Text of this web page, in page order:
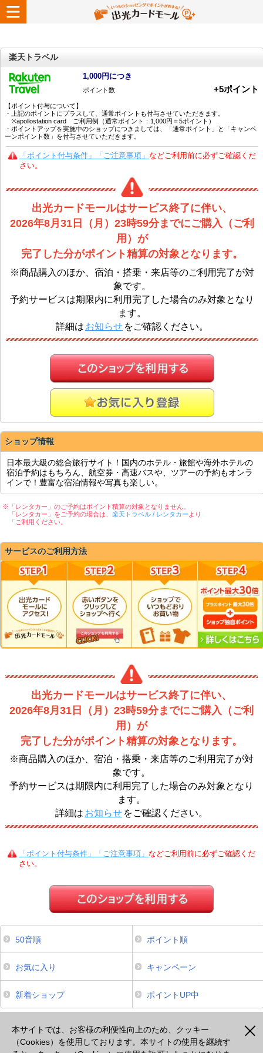
本サイトでは、お客様の利便性向上のため、クッキー
（Cookies）を使用しております。本サイトの使用を継続す
楽天トラベル
1,000円につき
ポイント数 +5ポイント
【ポイント付与について】
・上記のポイントにプラスして、通常ポイントも付与させていただきます。
※apollostation card ご利用例（通常ポイント：1,000円＝5ポイント）
・ポイントアップを実施中のショップにつきましては、「通常ポイント」と「キャンペ
ーンポイント数」を付与させていただきます。
「ポイント付与条件」「ご注意事項」 などご利用前に必ずご確認くだ
さい。
出光カードモールはサービス終了に伴い、
2026年8月31日（月）23時59分までにご購入（ご利
用）が
完了した分がポイント精算の対象となります。
※商品購入のほか、宿泊・搭乗・来店等のご利用完了が対
象です。
予約サービスは期限内に利用完了した場合のみ対象となり
ます。
詳細は お知らせ をご確認ください。
ショップ情報
日本最大級の総合旅行サイト！国内のホテル・旅館や海外ホテルの
宿泊予約はもちろん、航空券・高速バスや、ツアーの予約もオンラ
インで！豊富な宿泊情報や写真も楽しい。
※「レンタカー」のご予約はポイント積算の対象となりません。
「レンタカー」をご予約の場合は、楽天トラベル / レンタカー より
「ご利用ください。
サービスのご利用方法
出光カードモールはサービス終了に伴い、
2026年8月31日（月）23時59分までにご購入（ご利
用）が
完了した分がポイント精算の対象となります。
※商品購入のほか、宿泊・搭乗・来店等のご利用完了が対
象です。
予約サービスは期限内に利用完了した場合のみ対象となり
ます。
詳細は お知らせ をご確認ください。
「ポイント付与条件」「ご注意事項」 などご利用前に必ずご確認くだ
さい。
50音順 ポイント順
お気に入り キャンペーン
新着ショップ ポイントUP中